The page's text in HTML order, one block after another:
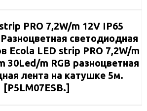
PRO 7,2W/m 12V IP65
светодиодная
Ecola LED strip PRO 7,2W/m
30Led/m RGB разноцветная
лента на катушке 5м.
[P5LM07ESB.]